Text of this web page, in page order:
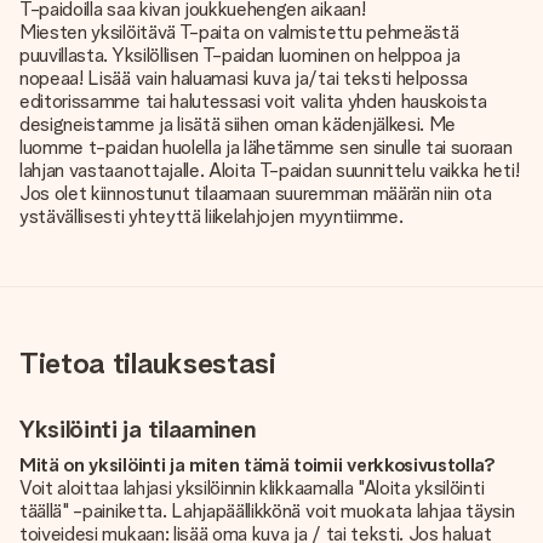
T-paidoilla saa kivan joukkuehengen aikaan!
Miesten yksilöitävä T-paita on valmistettu pehmeästä
puuvillasta. Yksilöllisen T-paidan luominen on helppoa ja
nopeaa! Lisää vain haluamasi kuva ja/tai teksti helpossa
editorissamme tai halutessasi voit valita yhden hauskoista
designeistamme ja lisätä siihen oman kädenjälkesi. Me
luomme t-paidan huolella ja lähetämme sen sinulle tai suoraan
lahjan vastaanottajalle. Aloita T-paidan suunnittelu vaikka heti!
Jos olet kiinnostunut tilaamaan suuremman määrän niin ota
ystävällisesti yhteyttä liikelahjojen myyntiimme.
Tietoa tilauksestasi
Yksilöinti ja tilaaminen
Mitä on yksilöinti ja miten tämä toimii verkkosivustolla?
Voit aloittaa lahjasi yksilöinnin klikkaamalla "Aloita yksilöinti
täällä" -painiketta. Lahjapäällikkönä voit muokata lahjaa täysin
toiveidesi mukaan: lisää oma kuva ja / tai teksti. Jos haluat